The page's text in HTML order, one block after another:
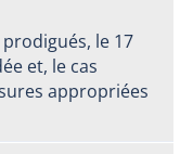
le 17
et, le cas
appropriées